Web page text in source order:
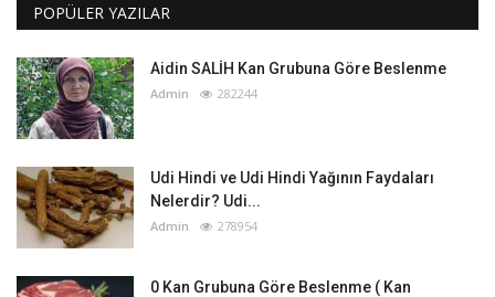
POPÜLER YAZILAR
Aidin SALİH Kan Grubuna Göre Beslenme
Admin 282244
Udi Hindi ve Udi Hindi Yağının Faydaları
Nelerdir? Udi...
Admin 278954
0 Kan Grubuna Göre Beslenme ( Kan